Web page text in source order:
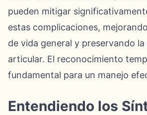
pueden mitigar
estas complicaciones,
de vida general y preservando
articular. El reconocimiento
fundamental para un manejo
Entendiendo los